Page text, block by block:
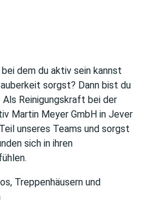
dem du aktiv sein kannst
sorgst? Dann bist du
Reinigungskraft bei der
Martin Meyer GmbH in Jever
unseres Teams und sorgst
sich in ihren
Treppenhäusern und